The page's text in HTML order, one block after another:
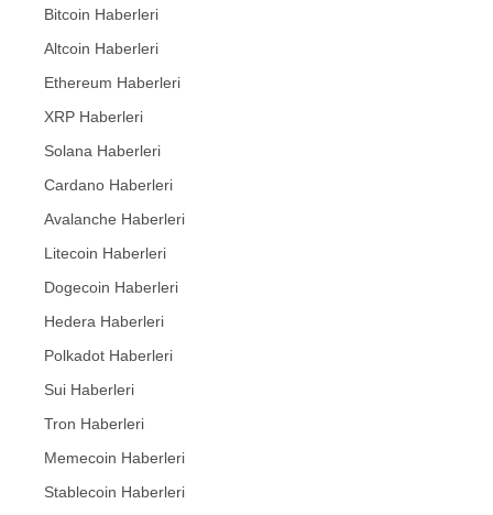
Bitcoin Haberleri
Altcoin Haberleri
Ethereum Haberleri
XRP Haberleri
Solana Haberleri
Cardano Haberleri
Avalanche Haberleri
Litecoin Haberleri
Dogecoin Haberleri
Hedera Haberleri
Polkadot Haberleri
Sui Haberleri
Tron Haberleri
Memecoin Haberleri
Stablecoin Haberleri